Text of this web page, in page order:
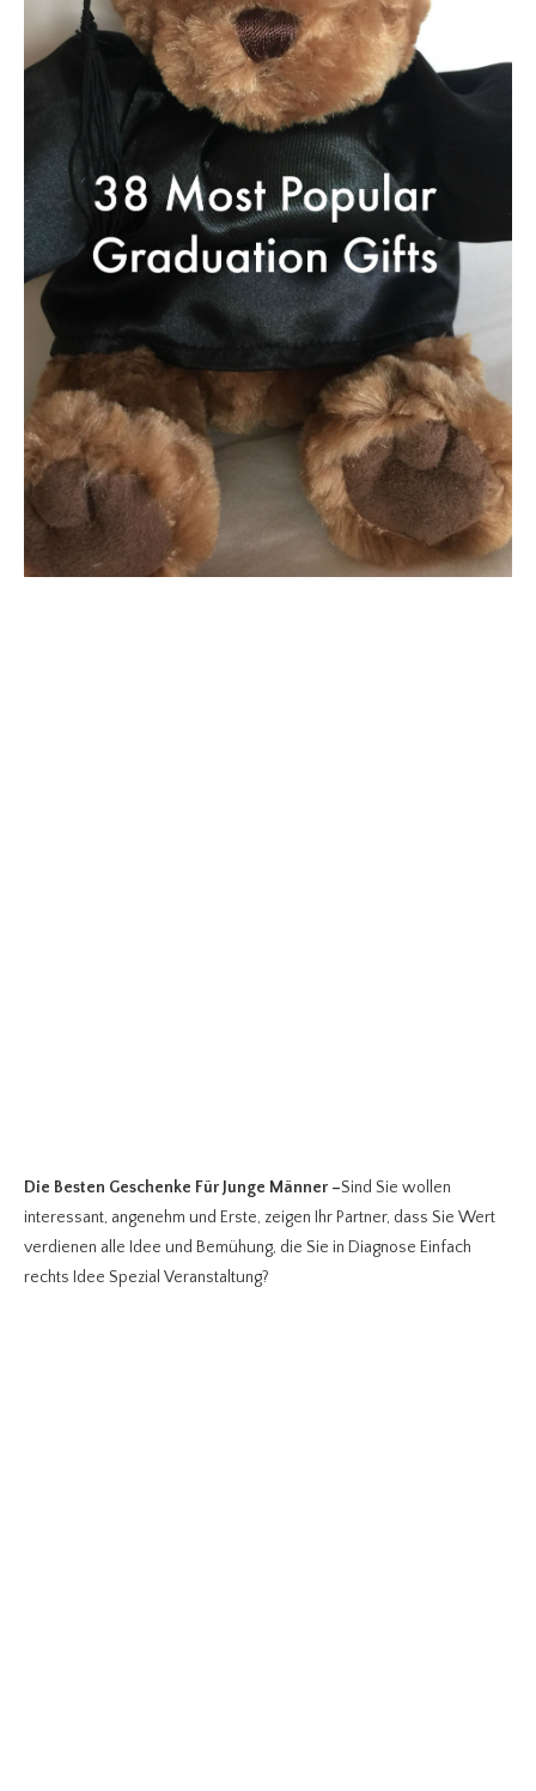
Die Besten Geschenke Für Junge Männer –Sind Sie wollen
interessant, angenehm und Erste, zeigen Ihr Partner, dass Sie Wert
verdienen alle Idee und Bemühung, die Sie in Diagnose Einfach
rechts Idee Spezial Veranstaltung?